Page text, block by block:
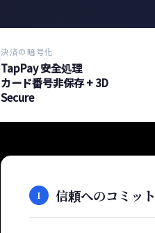
決済の暗号化
TapPay 安全処理
カード番号非保存 + 3D
Secure
I 信頼へのコミッ